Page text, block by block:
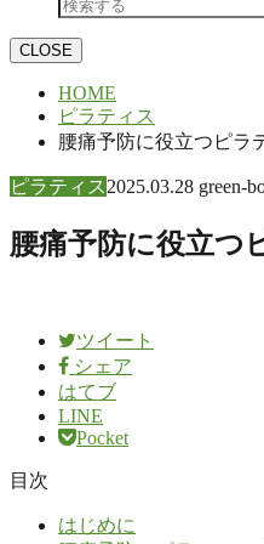
CLOSE
HOME
ピラティス
腰痛予防に役立つピラ
ピラティス2025.03.28 green-
腰痛予防に役立つ
ツイート
シェア
はてブ
LINE
Pocket
目次
はじめに